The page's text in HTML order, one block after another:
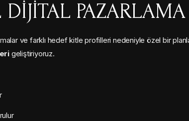
DIJITAL PAZARLAMA
ve farklı hedef kitle profilleri nedeniyle özel bir
geliştiriyoruz.